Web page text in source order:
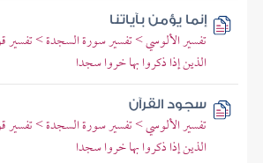
إنما يؤمن بآياتنا
تفسير الألوسي > تفسير سورة السجدة > تفسير
الذين إذا ذكروا بها خروا سجدا
سجود القرآن
تفسير الألوسي > تفسير سورة السجدة > تفسير
الذين إذا ذكروا بها خروا سجدا